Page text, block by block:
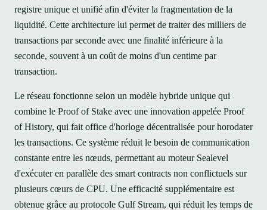
registre unique et unifié afin d'éviter la fragmentation de la
liquidité. Cette architecture lui permet de traiter des milliers de
transactions par seconde avec une finalité inférieure à la
seconde, souvent à un coût de moins d'un centime par
transaction.
Le réseau fonctionne selon un modèle hybride unique qui
combine le Proof of Stake avec une innovation appelée Proof
of History, qui fait office d'horloge décentralisée pour horodater
les transactions. Ce système réduit le besoin de communication
constante entre les nœuds, permettant au moteur Sealevel
d'exécuter en parallèle des smart contracts non conflictuels sur
plusieurs cœurs de CPU. Une efficacité supplémentaire est
obtenue grâce au protocole Gulf Stream, qui réduit les temps de